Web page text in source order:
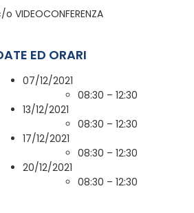
o VIDEOCONFERENZA
ED ORARI
07/12/2021
08:30 – 12:30
13/12/2021
08:30 – 12:30
17/12/2021
08:30 – 12:30
20/12/2021
08:30 – 12:30